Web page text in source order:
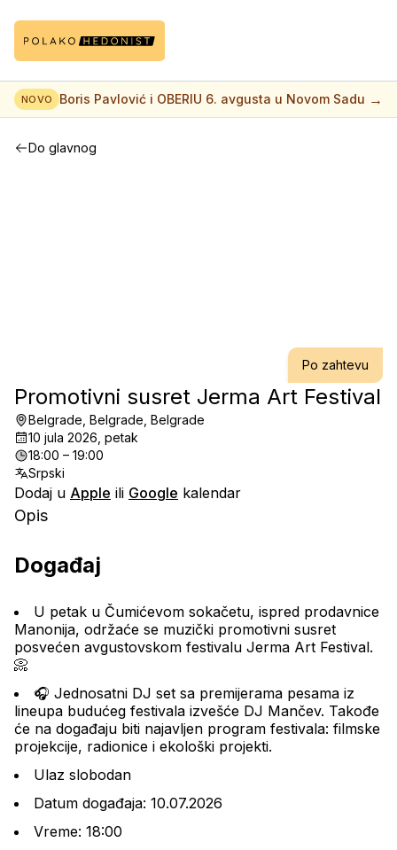
NOVO Boris Pavlović i OBERIU 6. avgusta u Novom Sadu →
Do glavnog
Po zahtevu
Promotivni susret Jerma Art Festival
Belgrade, Belgrade, Belgrade
10 jula 2026, petak
18:00 – 19:00
Srpski
Dodaj u Apple ili Google kalendar
Opis
Događaj
U petak u Čumićevom sokačetu, ispred prodavnice
Manonija, održaće se muzički promotivni susret
posvećen avgustovskom festivalu Jerma Art Festival.
📀
🎧 Jednosatni DJ set sa premijerama pesama iz
lineupa budućeg festivala izvešće DJ Mančev. Takođe
će na događaju biti najavljen program festivala: filmske
projekcije, radionice i ekološki projekti.
Ulaz slobodan
Datum događaja: 10.07.2026
Vreme: 18:00